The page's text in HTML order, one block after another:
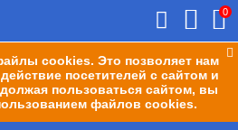
cookies. Это позволяет нам
посетителей с сайтом и
пользоваться сайтом, вы
файлов cookies.
0